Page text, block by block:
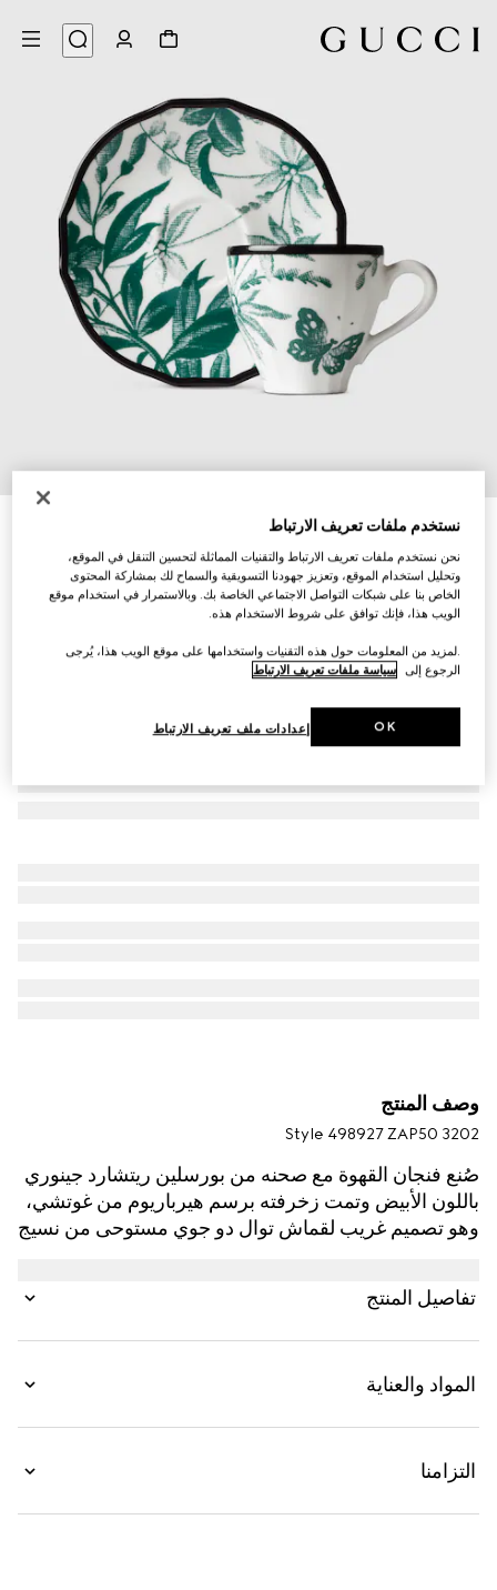
فنجان للقهوة مع صحنه بنقش هيرباريوم، طقم مزدوج
تنويعاتهيرباريوم أخضر
وصف المنتج
Style ‎498927 ZAP50 3202
صُنع فنجان القهوة مع صحنه من بورسلين ريتشارد جينوري
باللون الأبيض وتمت زخرفته برسم هيرباريوم من غوتشي،
وهو تصميم غريب لقماش توال دو جوي مستوحى من نسيج
تفاصيل المنتج
المواد والعناية
التزامنا
نستخدم ملفات تعريف الارتباط
نحن نستخدم ملفات تعريف الارتباط والتقنيات المماثلة لتحسين التنقل في الموقع،
وتحليل استخدام الموقع، وتعزيز جهودنا التسويقية والسماح لك بمشاركة المحتوى
الخاص بنا على شبكات التواصل الاجتماعي الخاصة بك. وبالاستمرار في استخدام موقع
الويب هذا، فإنك توافق على شروط الاستخدام هذه.
.لمزيد من المعلومات حول هذه التقنيات واستخدامها على موقع الويب هذا، يُرجى
الرجوع إلى سياسة ملفات تعريف الارتباط
إعدادات ملف تعريف الارتباط OK